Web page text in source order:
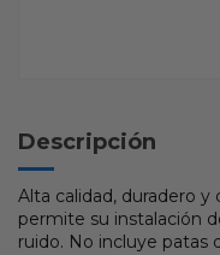
Descripción
Alta calidad, duradero
permite su instalación
ruido. No incluye patas